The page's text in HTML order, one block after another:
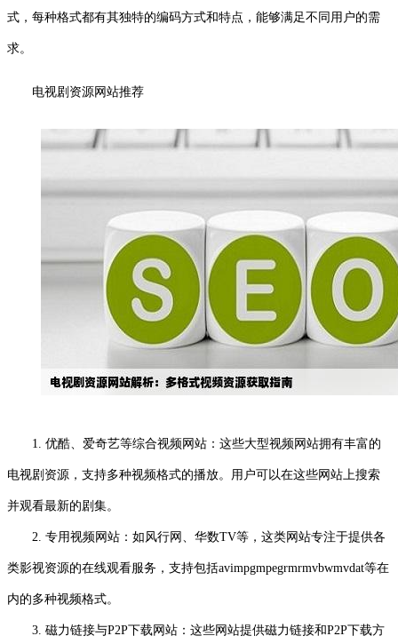
式，每种格式都有其独特的编码方式和特点，能够满足不同用户的需
求。
电视剧资源网站推荐
1. 优酷、爱奇艺等综合视频网站：这些大型视频网站拥有丰富的
电视剧资源，支持多种视频格式的播放。用户可以在这些网站上搜索
并观看最新的剧集。
2. 专用视频网站：如风行网、华数TV等，这类网站专注于提供各
类影视资源的在线观看服务，支持包括avimpgmpegrmrmvbwmvdat等在
内的多种视频格式。
3. 磁力链接与P2P下载网站：这些网站提供磁力链接和P2P下载方